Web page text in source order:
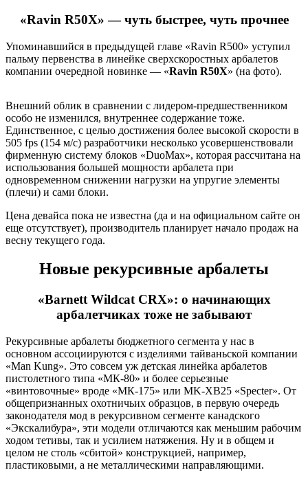
«Ravin R50X» — чуть быстрее, чуть прочнее
Упоминавшийся в предыдущей главе «Ravin R500» уступил
пальму первенства в линейке сверхскоростных арбалетов
компании очередной новинке — «Ravin R50X» (на фото).
Внешний облик в сравнении с лидером-предшественником
особо не изменился, внутреннее содержание тоже.
Единственное, с целью достижения более высокой скорости в
505 fps (154 м/с) разработчики несколько усовершенствовали
фирменную систему блоков «DuoMax», которая рассчитана на
использования большей мощности арбалета при
одновременном снижении нагрузки на упругие элементы
(плечи) и сами блоки.
Цена девайса пока не известна (да и на официальном сайте он
еще отсутствует), производитель планирует начало продаж на
весну текущего года.
Новые рекурсивные арбалеты
«Barnett Wildcat CRX»: о начинающих
арбалетчиках тоже не забывают
Рекурсивные арбалеты бюджетного сегмента у нас в
основном ассоциируются с изделиями тайваньской компании
«Man Kung». Это совсем уж детская линейка арбалетов
пистолетного типа «МК-80» и более серьезные
«винтовочные» вроде «МК-175» или MK-XB25 «Specter». От
общепризнанных охотничьих образцов, в первую очередь
законодателя мод в рекурсивном сегменте канадского
«Экскалибура», эти модели отличаются как меньшим рабочим
ходом тетивы, так и усилием натяжения. Ну и в общем и
целом не столь «сбитой» конструкцией, например,
пластиковыми, а не металлическими направляющими.